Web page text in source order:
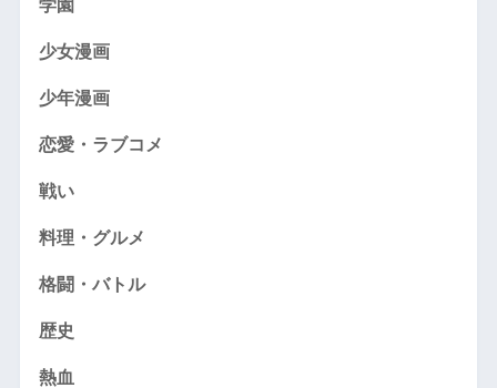
学園
少女漫画
少年漫画
恋愛・ラブコメ
戦い
料理・グルメ
格闘・バトル
歴史
熱血